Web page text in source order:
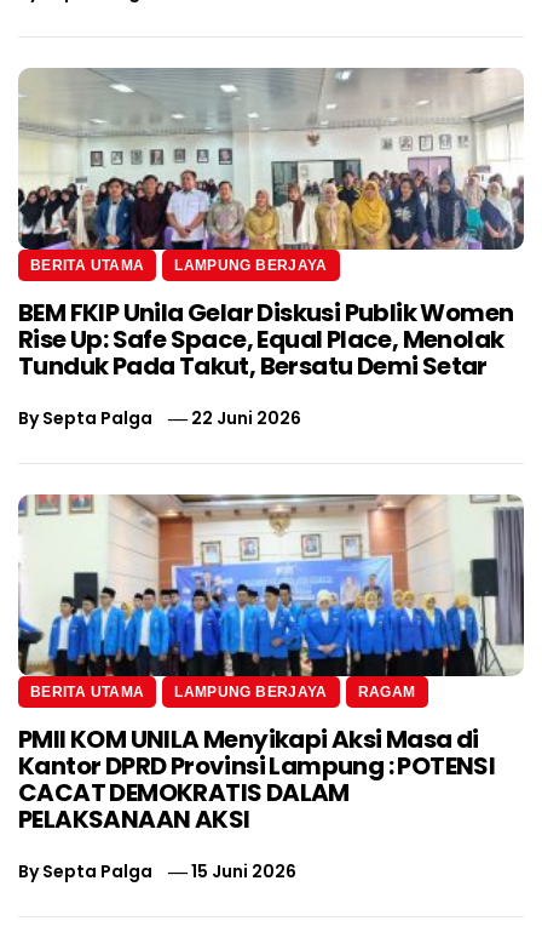
BERITA UTAMA LAMPUNG BERJAYA
BEM FKIP Unila Gelar Diskusi Publik Women
Rise Up: Safe Space, Equal Place, Menolak
Tunduk Pada Takut, Bersatu Demi Setar
BySepta Palga 22 Juni 2026
BERITA UTAMA LAMPUNG BERJAYA RAGAM
PMII KOM UNILA Menyikapi Aksi Masa di
Kantor DPRD Provinsi Lampung : POTENSI
CACAT DEMOKRATIS DALAM
PELAKSANAAN AKSI
BySepta Palga 15 Juni 2026